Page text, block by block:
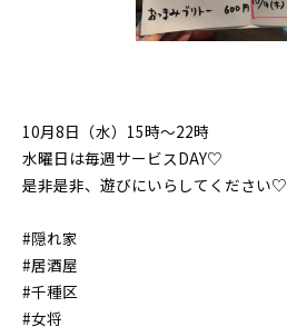
10月8日（水）15時〜22時
水曜日は毎週サービスDAY♡
是非是非、遊びにいらしてください♡
#隠れ家
#居酒屋
#千種区
#女将